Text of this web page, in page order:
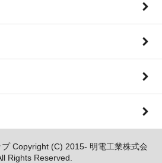
Copyright (C) 2015- 明電工業株式会
Rights Reserved.